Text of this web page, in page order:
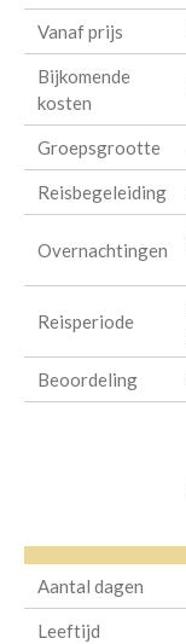
Vanaf prijs
Bijkomende
kosten
Groepsgrootte
Reisbegeleiding
Overnachtingen
Reisperiode
Beoordeling
Aantal dagen
Leeftijd